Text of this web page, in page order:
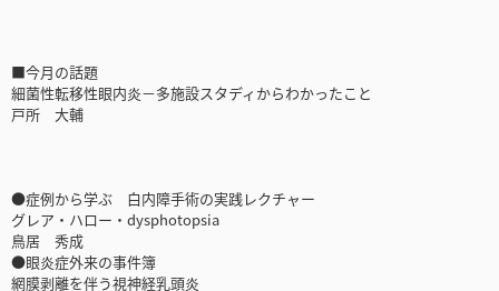
■今月の話題
細菌性転移性眼内炎－多施設スタディからわかったこと
戸所 大輔
●症例から学ぶ 白内障手術の実践レクチャー
グレア・ハロー・dysphotopsia
鳥居 秀成
●眼炎症外来の事件簿
網膜剥離を伴う視神経乳頭炎